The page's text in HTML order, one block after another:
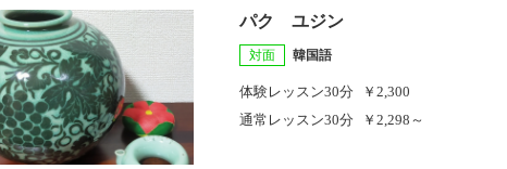
パク ユジン
対面 韓国語
体験レッスン30分
￥2,300
通常レッスン30分 ￥2,298～